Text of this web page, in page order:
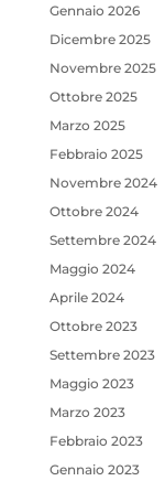
Gennaio 2026
Dicembre 2025
Novembre 2025
Ottobre 2025
Marzo 2025
Febbraio 2025
Novembre 2024
Ottobre 2024
Settembre 2024
Maggio 2024
Aprile 2024
Ottobre 2023
Settembre 2023
Maggio 2023
Marzo 2023
Febbraio 2023
Gennaio 2023